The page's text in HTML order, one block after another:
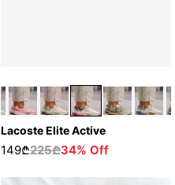
Lacoste Elite Active
149₾225₾34% Off